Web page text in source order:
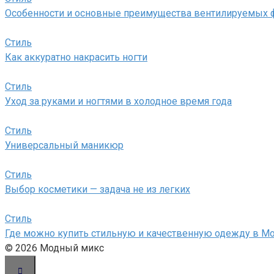
Особенности и основные преимущества вентилируемых
Стиль
Как аккуратно накрасить ногти
Стиль
Уход за руками и ногтями в холодное время года
Стиль
Универсальный маникюр
Стиль
Выбор косметики — задача не из легких
Стиль
Где можно купить стильную и качественную одежду в
© 2026 Модный микс